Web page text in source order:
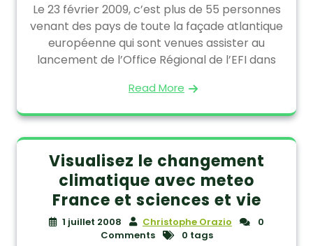
Le 23 février 2009, c’est plus de 55 personnes
venant des pays de toute la façade atlantique
européenne qui sont venues assister au
lancement de l’Office Régional de l’EFI dans
Read More
Visualisez le changement
climatique avec meteo
France et sciences et vie
1 juillet 2008 Christophe Orazio
0
Comments
0 tags